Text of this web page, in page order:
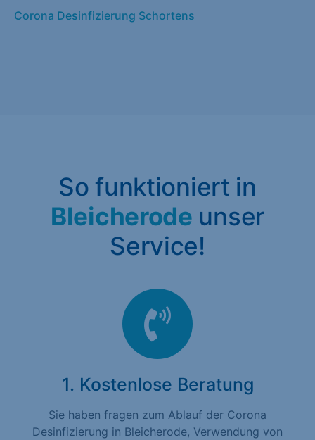
Corona Desinfizierung Schortens
So funktioniert in
Bleicherode unser
Service!
1. Kostenlose Beratung
Sie haben fragen zum Ablauf der Corona
Desinfizierung in Bleicherode, Verwendung von